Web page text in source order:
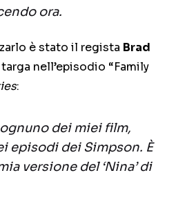
ora.
è stato il regista Brad
nell’episodio “Family
:
ognuno dei miei film,
episodi dei Simpson. È
versione del ‘Nina’ di